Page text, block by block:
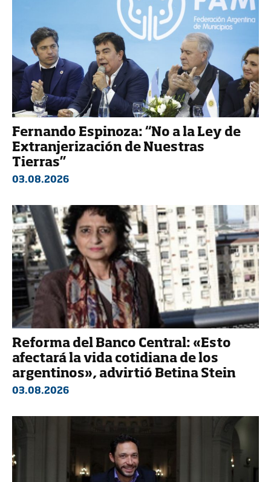
Fernando Espinoza: “No a la Ley de
Extranjerización de Nuestras
Tierras”
03.08.2026
Reforma del Banco Central: «Esto
afectará la vida cotidiana de los
argentinos», advirtió Betina Stein
03.08.2026